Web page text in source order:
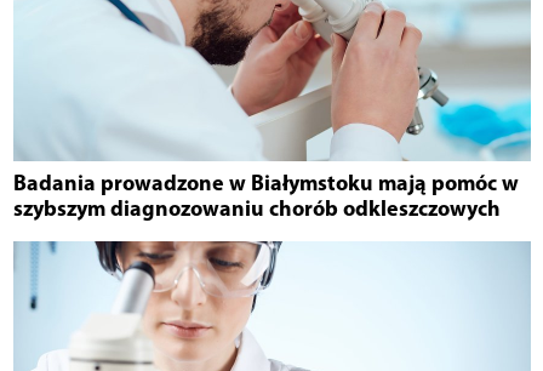
Badania prowadzone w Białymstoku mają pomóc w
szybszym diagnozowaniu chorób odkleszczowych